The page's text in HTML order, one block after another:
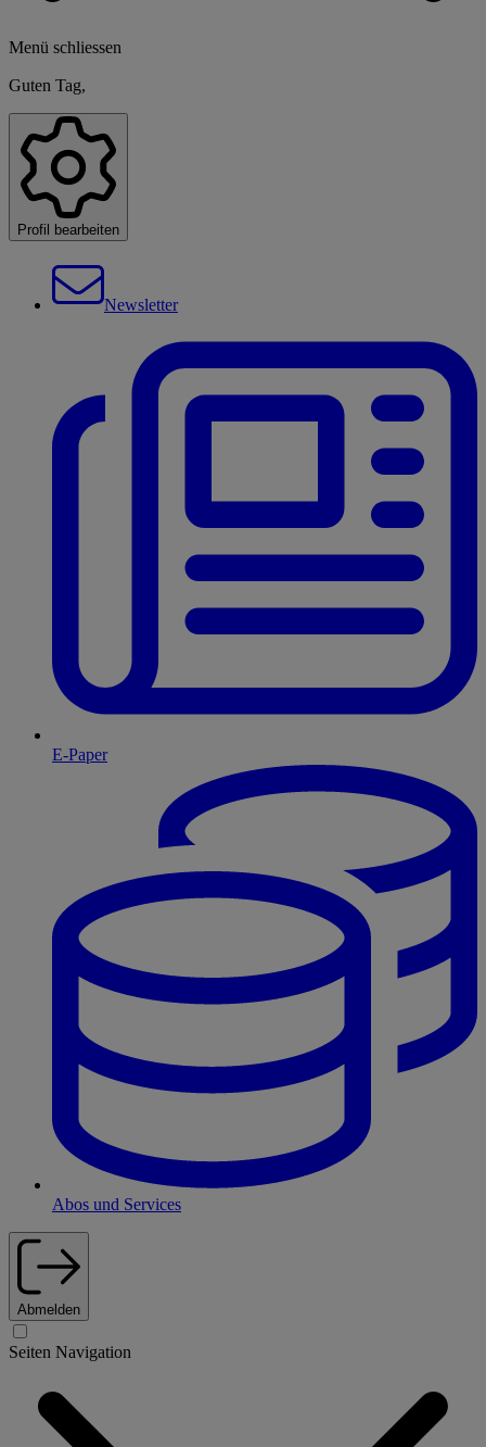
Menü schliessen
Guten Tag,
Profil bearbeiten
Newsletter
E-Paper
Abos und Services
Abmelden
Seiten Navigation